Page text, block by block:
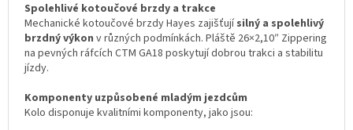
Spolehlivé kotoučové brzdy a trakce
Mechanické kotoučové brzdy Hayes zajišťujísilný a spolehlivý
brzdný výkon v různých podmínkách. Pláště 26×2,10″ Zippering
na pevných ráfcích CTM GA18 poskytují dobrou trakci a stabilitu
jízdy.
Komponenty uzpůsobené mladým jezdcům
Kolo disponuje kvalitními komponenty, jako jsou: